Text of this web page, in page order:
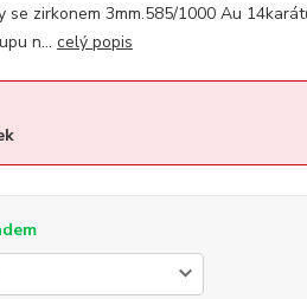
se zirkonem 3mm.585/1000 Au
n... celý popis